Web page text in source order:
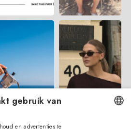
gebruik van
en advertenties te